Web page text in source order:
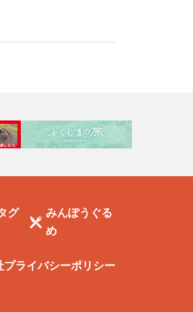
グ
みんぽうぐる
め
プライバシーポリシー